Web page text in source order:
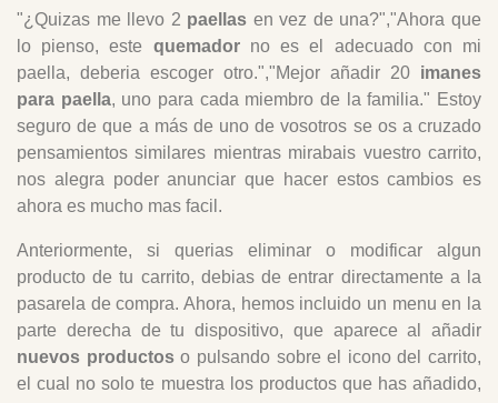
"¿Quizas me llevo 2 paellas en vez de una?","Ahora que
lo pienso, este quemadorno es el adecuado con mi
paella, deberia escoger otro.","Mejor añadir 20 imanes
para paella, uno para cada miembro de la familia." Estoy
seguro de que a más de uno de vosotros se os a cruzado
pensamientos similares mientras mirabais vuestro carrito,
nos alegra poder anunciar que hacer estos cambios es
ahora es mucho mas facil.
Anteriormente, si querias eliminar o modificar algun
producto de tu carrito, debias de entrar directamente a la
pasarela de compra. Ahora, hemos incluido un menu en la
parte derecha de tu dispositivo, que aparece al añadir
nuevos productoso pulsando sobre el icono del carrito,
el cual no solo te muestra los productos que has añadido,